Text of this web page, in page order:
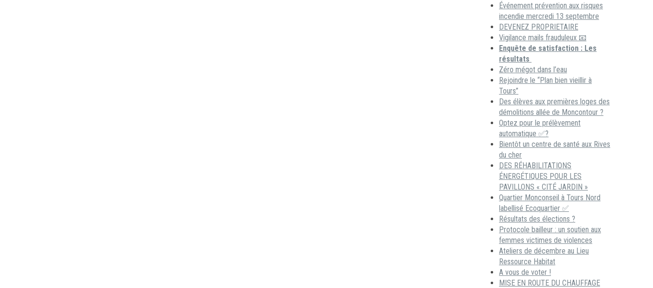
Événement prévention aux risques
incendie mercredi 13 septembre
DEVENEZ PROPRIETAIRE
Vigilance mails frauduleux 📧
Enquête de satisfaction : Les
résultats
Zéro mégot dans l’eau
Rejoindre le “Plan bien vieillir à
Tours”
Des élèves aux premières loges des
démolitions allée de Moncontour ?
Optez pour le prélèvement
automatique ✅?
Bientôt un centre de santé aux Rives
du cher
DES RÉHABILITATIONS
ÉNERGÉTIQUES POUR LES
PAVILLONS « CITÉ JARDIN »
Quartier Monconseil à Tours Nord
labellisé Ecoquartier ✅
Résultats des élections ?
Protocole bailleur : un soutien aux
femmes victimes de violences
Ateliers de décembre au Lieu
Ressource Habitat
A vous de voter !
MISE EN ROUTE DU CHAUFFAGE